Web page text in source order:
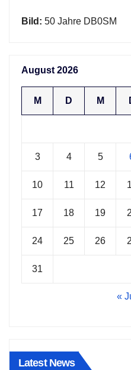
Bild: 50 Jahre DB0SM
August 2026
M D M
3 4 5
10 11 12
17 18 19
24 25 26
31
«
Latest News